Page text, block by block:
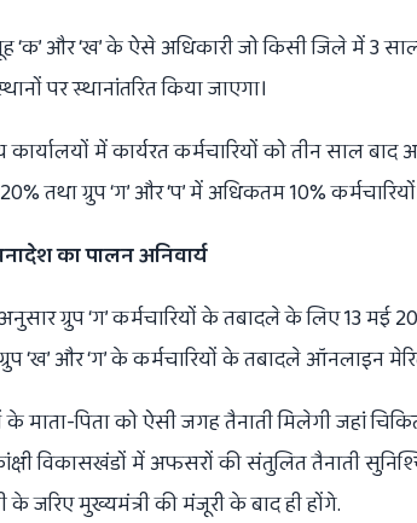
‘क’ और ‘ख’ के ऐसे अधिकारी जो किसी जिले में
पर स्थानांतरित किया जाएगा।
में कार्यरत कर्मचारियों को तीन साल बाद
तथा ग्रुप ‘ग’ और ‘प’ में अधिकतम 10%
का पालन अनिवार्य
ग्रुप ‘ग’ कर्मचारियों के तबादले के लिए 13 मई
‘ख’ और ‘ग’ के कर्मचारियों के तबादले ऑनलाइन
के माता-पिता को ऐसी जगह तैनाती मिलेगी जहां
विकासखंडों में अफसरों की संतुलित तैनाती
के जरिए मुख्यमंत्री की मंजूरी के बाद ही होंगे.